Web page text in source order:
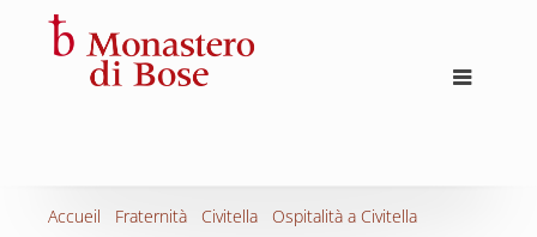
Accueil Fraternità Civitella
Ospitalità a Civitella